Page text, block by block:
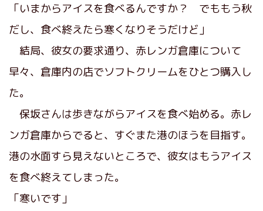
「いまからアイスを食べるんですか？ でももう秋
だし、食べ終えたら寒くなりそうだけど」
結局、彼女の要求通り、赤レンガ倉庫について
早々、倉庫内の店でソフトクリームをひとつ購入し
た。
保坂さんは歩きながらアイスを食べ始める。赤レ
ンガ倉庫からでると、すぐまた港のほうを目指す。
港の水面すら見えないところで、彼女はもうアイス
を食べ終えてしまった。
「寒いです」